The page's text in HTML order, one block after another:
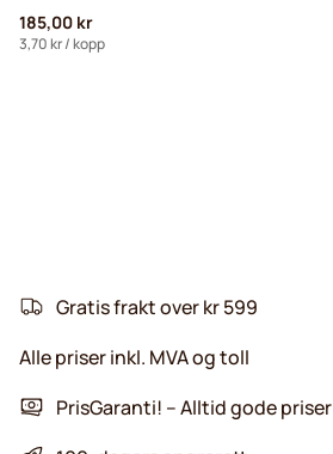
185,00 kr
3,70 kr/ kopp
Gratis frakt over kr 599
Alle priser inkl. MVA og toll
PrisGaranti! – Alltid gode priser